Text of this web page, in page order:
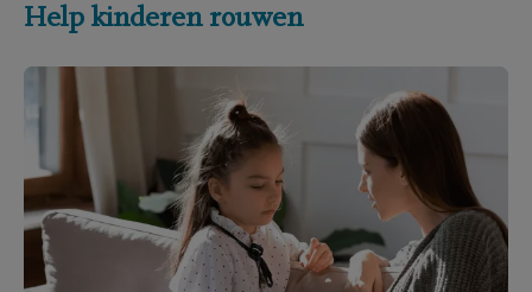
Help kinderen rouwen